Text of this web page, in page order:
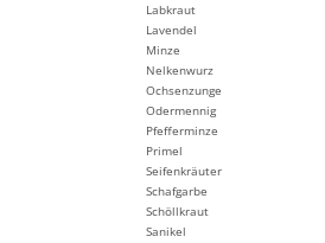
Labkraut
Lavendel
Minze
Nelkenwurz
Ochsenzunge
Odermennig
Pfefferminze
Primel
Seifenkräuter
Schafgarbe
Schöllkraut
Sanikel